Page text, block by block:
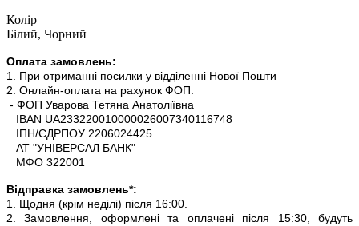
Колір
Білий, Чорний
Оплата замовлень:
1. При отриманні посилки у відділенні Нової Пошти
2. Онлайн-оплата на рахунок ФОП:
- ФОП Уварова Тетяна Анатоліївна
IBAN UA233220010000026007340116748
ІПН/ЄДРПОУ 2206024425
АТ "УНІВЕРСАЛ БАНК"
МФО 322001
Відправка замовлень*:
1. Щодня (крім неділі) після 16:00.
2. Замовлення, оформлені та оплачені після 15:30, будуть